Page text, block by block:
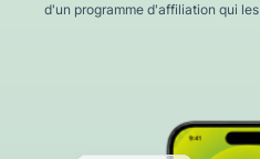
d'un programme d'affiliation qui